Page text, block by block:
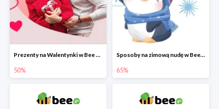
Prezenty na Walentynki w Bee do -50%
50%
Sposoby na zimową nudę w Bee do 65%
65%